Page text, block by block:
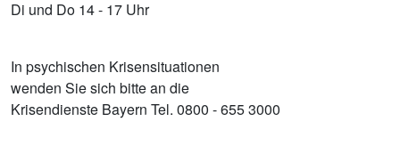
Di und Do 14 - 17 Uhr
In psychischen Krisensituationen
wenden Sie sich bitte an die
Krisendienste Bayern Tel. 0800 - 655 3000